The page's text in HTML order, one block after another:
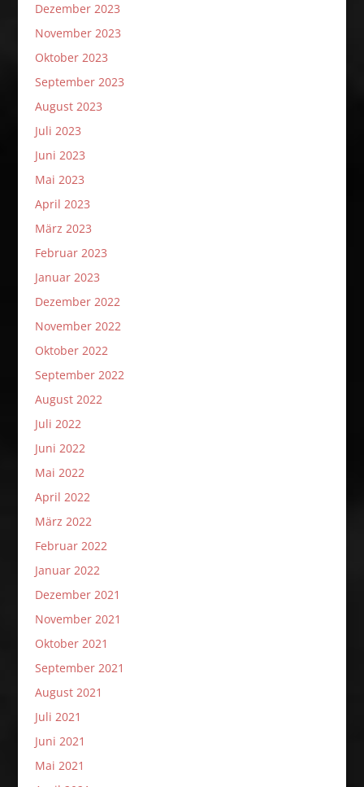
Dezember 2023
November 2023
Oktober 2023
September 2023
August 2023
Juli 2023
Juni 2023
Mai 2023
April 2023
März 2023
Februar 2023
Januar 2023
Dezember 2022
November 2022
Oktober 2022
September 2022
August 2022
Juli 2022
Juni 2022
Mai 2022
April 2022
März 2022
Februar 2022
Januar 2022
Dezember 2021
November 2021
Oktober 2021
September 2021
August 2021
Juli 2021
Juni 2021
Mai 2021